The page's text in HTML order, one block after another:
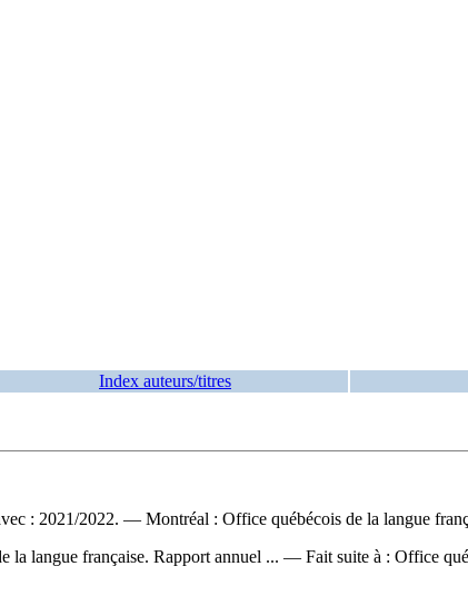
Index auteurs/titres
: 2021/2022. — Montréal : Office québécois de la langue
la langue française. Rapport annuel ... — Fait suite à : Office